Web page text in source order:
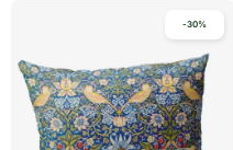
-30%